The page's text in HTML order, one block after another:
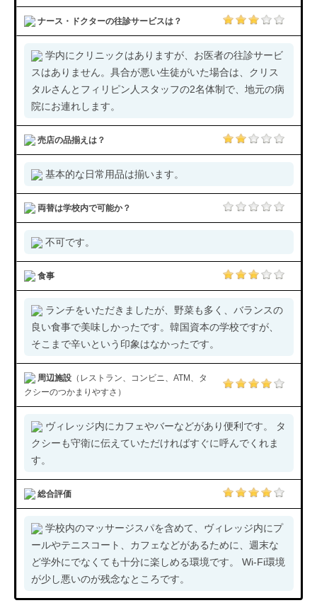
ナース・ドクターの往診サービスは？
学内にクリニックはありますが、お医者の往診サービ
スはありません。具合が悪い生徒がいた場合は、クリス
タルさんとフィリピン人スタッフの2名体制で、地元の病
院にお連れします。
売店の品揃えは？
基本的な日常用品は揃います。
両替は学校内で可能か？
不可です。
食事
ランチをいただきましたが、野菜も多く、バランスの
良い食事で美味しかったです。韓国資本の学校ですが、
そこまで辛いという印象はなかったです。
周辺施設 （レストラン、コンビニ、ATM、タ
クシーのつかまりやすさ）
ヴィレッジ内にカフェやバーなどがあり便利です。 タ
クシーも守衛に伝えていただければすぐに呼んでくれま
す。
総合評価
学校内のマッサージスパを含めて、ヴィレッジ内にプ
ールやテニスコート、カフェなどがあるために、週末な
ど学外にでなくても十分に楽しめる環境です。 Wi-Fi環境
が少し悪いのが残念なところです。